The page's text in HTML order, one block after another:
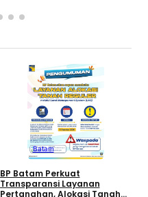
Batam
BP Batam Perkuat
Transparansi Layanan
Pertanahan, Alokasi Tanah